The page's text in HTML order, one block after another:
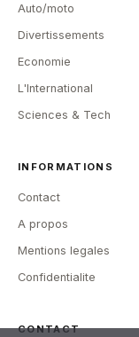
Auto/moto
Divertissements
Economie
L'International
Sciences & Tech
INFORMATIONS
Contact
A propos
Mentions legales
Confidentialite
CONTACT